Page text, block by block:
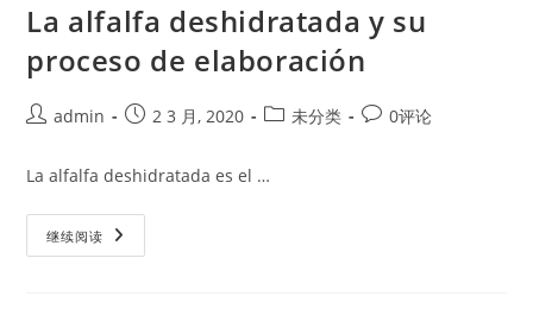
La alfalfa deshidratada y su
proceso de elaboración
Postadmin
Post2 3 月, 2020
Post未分类
Post0评论
La alfalfa deshidratada es el …
继续阅读 La
Alfalfa